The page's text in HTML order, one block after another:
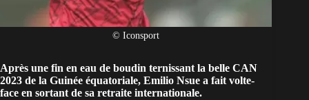
© Iconsport
Après une fin en eau de boudin ternissant la belle CAN
2023 de la Guinée équatoriale, Emilio Nsue a fait volte-
face en sortant de sa retraite internationale.